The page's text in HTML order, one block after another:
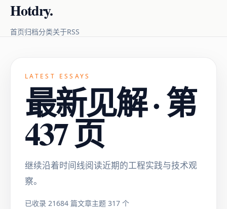
Hotdry.
首页归档分类关于RSS
LATEST ESSAYS
最新见解 · 第
437 页
继续沿着时间线阅读近期的工程实践与技术观
察。
已收录 21684 篇文章主题 317 个